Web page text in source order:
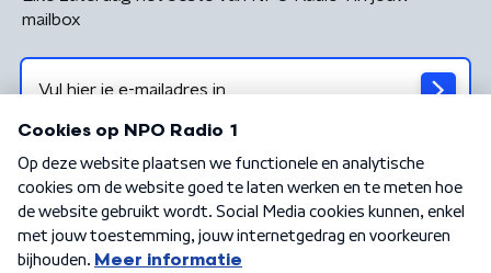
mailbox
Algemene voorwaarden Privacybeleid